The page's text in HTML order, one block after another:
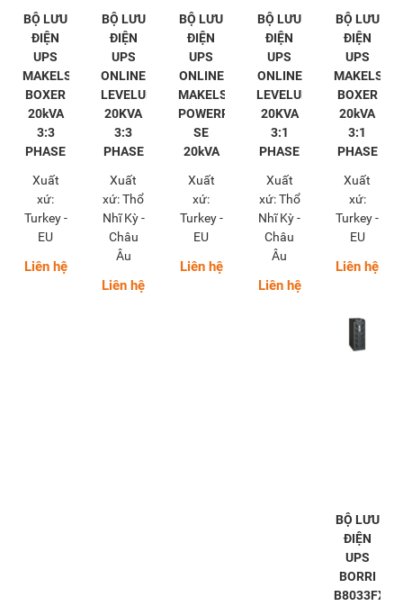
BỘ LƯU
ĐIỆN
UPS
MAKELSAN
BOXER
20kVA
3:3
PHASE
Xuất
xứ:
Turkey -
EU
Liên hệ
BỘ LƯU
ĐIỆN
UPS
ONLINE
LEVELUPS
20KVA
3:3
PHASE
Xuất
xứ: Thổ
Nhĩ Kỳ -
Châu
Âu
Liên hệ
BỘ LƯU
ĐIỆN
UPS
ONLINE
MAKELSAN
POWERPACK
SE
20kVA
Xuất
xứ:
Turkey -
EU
Liên hệ
BỘ LƯU
ĐIỆN
UPS
ONLINE
LEVELUPS
20KVA
3:1
PHASE
Xuất
xứ: Thổ
Nhĩ Kỳ -
Châu
Âu
Liên hệ
BỘ LƯU
ĐIỆN
UPS
MAKELSAN
BOXER
20kVA
3:1
PHASE
Xuất
xứ:
Turkey -
EU
Liên hệ
BỘ LƯU
ĐIỆN
UPS
BORRI
B8033FXS